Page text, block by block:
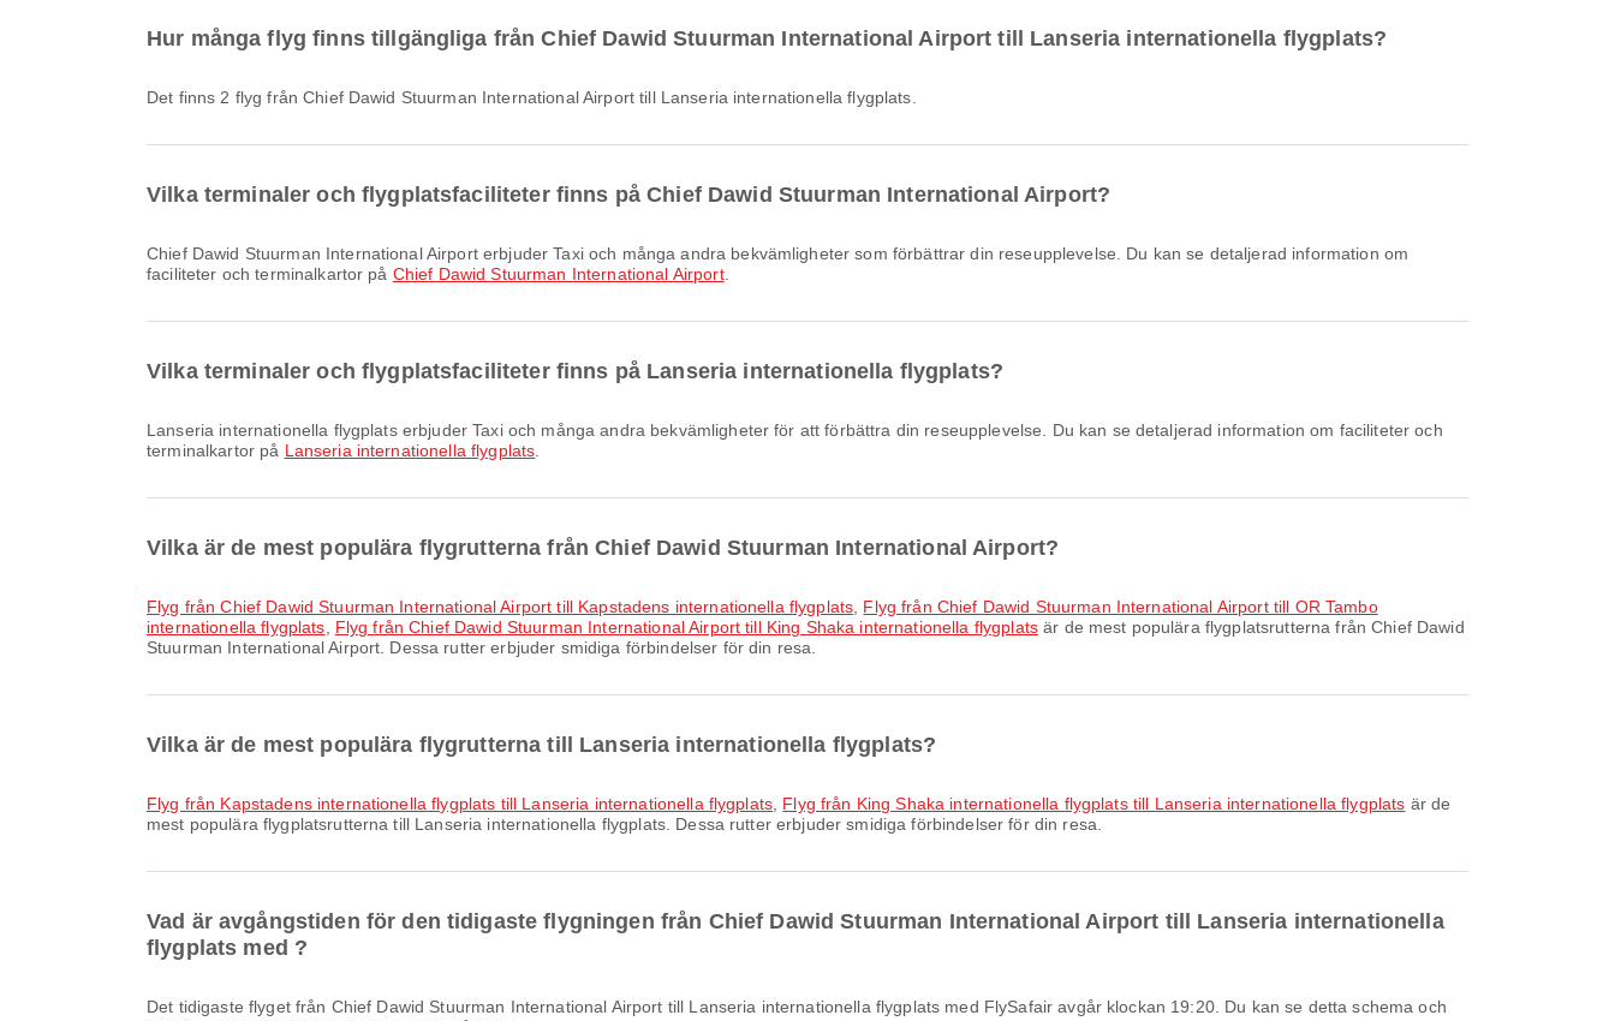
Hur många flyg finns tillgängliga från Chief Dawid Stuurman International Airport till Lanseria internationella flygplats?
Det finns 2 flyg från Chief Dawid Stuurman International Airport till Lanseria internationella flygplats.
Vilka terminaler och flygplatsfaciliteter finns på Chief Dawid Stuurman International Airport?
Chief Dawid Stuurman International Airport erbjuder Taxi och många andra bekvämligheter som förbättrar din reseupplevelse. Du kan se detaljerad information om
faciliteter och terminalkartor på Chief Dawid Stuurman International Airport.
Vilka terminaler och flygplatsfaciliteter finns på Lanseria internationella flygplats?
Lanseria internationella flygplats erbjuder Taxi och många andra bekvämligheter för att förbättra din reseupplevelse. Du kan se detaljerad information om faciliteter och
terminalkartor på Lanseria internationella flygplats
Vilka är de mest populära flygrutterna från Chief Dawid Stuurman International Airport?
Flyg från Chief Dawid Stuurman International Airport till Kapstadens internationella flygplats Flyg från Chief Dawid Stuurman International Airport till OR Tambo
internationella flygplats
Flyg från Chief Dawid Stuurman International Airport till King Shaka internationella flygplatsär de mest populära flygplatsrutterna från Chief Dawid
Stuurman International Airport. Dessa rutter erbjuder smidiga förbindelser för din resa.
Vilka är de mest populära flygrutterna till Lanseria internationella flygplats?
Flyg från Kapstadens internationella flygplats till Lanseria internationella flygplats Flyg från King Shaka internationella flygplats till Lanseria internationella flygplats är de
mest populära flygplatsrutterna till Lanseria internationella flygplats. Dessa rutter erbjuder smidiga förbindelser för din resa.
Vad är avgångstiden för den tidigaste flygningen från Chief Dawid Stuurman International Airport till Lanseria internationella
flygplats med ?
Det tidigaste flyget från Chief Dawid Stuurman International Airport till Lanseria internationella flygplats med FlySafair avgår klockan 19:20. Du kan se detta schema och